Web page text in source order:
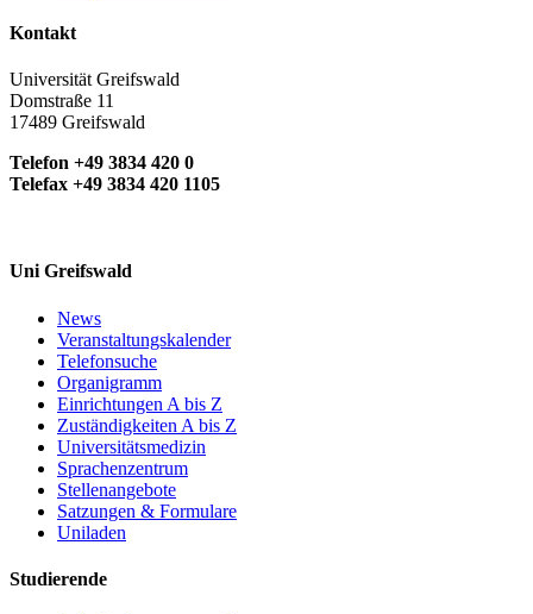
Kontakt
Universität Greifswald
Domstraße 11
17489 Greifswald
Telefon +49 3834 420 0
Telefax +49 3834 420 1105
Uni Greifswald
News
Veranstaltungskalender
Telefonsuche
Organigramm
Einrichtungen A bis Z
Zuständigkeiten A bis Z
Universitätsmedizin
Sprachenzentrum
Stellenangebote
Satzungen & Formulare
Uniladen
Studierende